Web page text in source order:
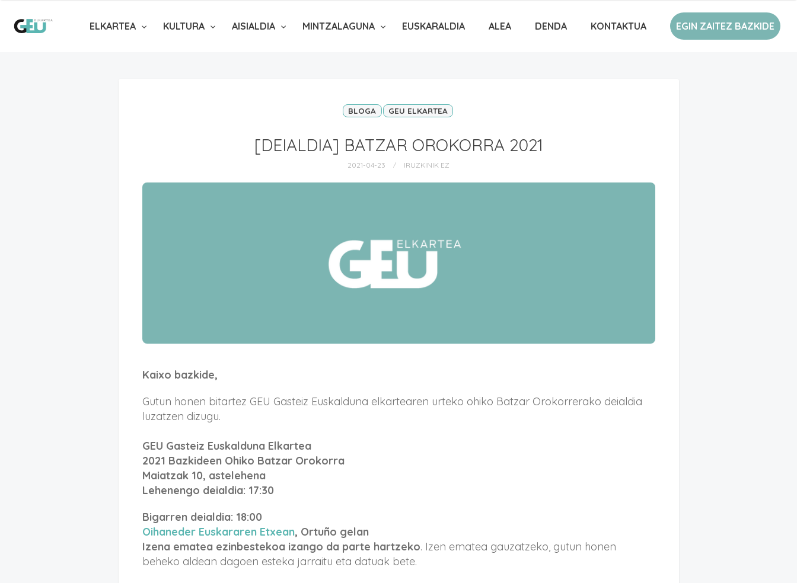
ELKARTEA KULTURA AISIALDIA MINTZALAGUNA EUSKARALDIA ALEA DENDA KONTAKTUA EGIN ZAITEZ BAZKIDE
BLOGA GEU ELKARTEA
[DEIALDIA] BATZAR OROKORRA 2021
2021-04-23 IRUZKINIK EZ
Kaixo bazkide,
Gutun honen bitartez GEU Gasteiz Euskalduna elkartearen urteko ohiko Batzar Orokorrerako deialdia
luzatzen dizugu.
GEU Gasteiz Euskalduna Elkartea
2021 Bazkideen Ohiko Batzar Orokorra
Maiatzak 10, astelehena
Lehenengo deialdia: 17:30
Bigarren deialdia: 18:00
Oihaneder Euskararen Etxean, Ortuño gelan
Izena ematea ezinbestekoa izango da parte hartzeko. Izen ematea gauzatzeko, gutun honen
beheko aldean dagoen esteka jarraitu eta datuak bete.